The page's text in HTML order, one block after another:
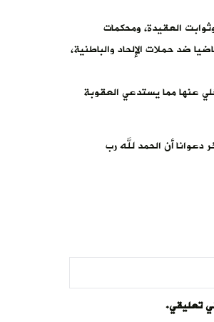
العقيدة، ومحكمات
ضد حملات الإلحاد والباطنية،
عنها مما يستدعي العقوبة
أن الحمد لله رب
تعليقي.